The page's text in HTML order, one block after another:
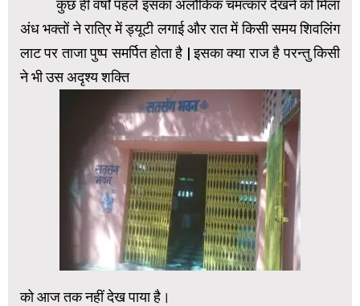
‌ कुछ ही वर्षों पहले इसका अलौकिक चमत्कार देखने को मिला
अंध भक्तों ने रात्रि में ड्यूटी लगाई और रात में किसी समय शिवलिंग
लाट पर ताजा पुष्प समर्पित होता है | इसका क्या राज है परन्तु किसी
ने भी उस अदृश्य शक्ति
को आज तक नहीं देख पाया है।